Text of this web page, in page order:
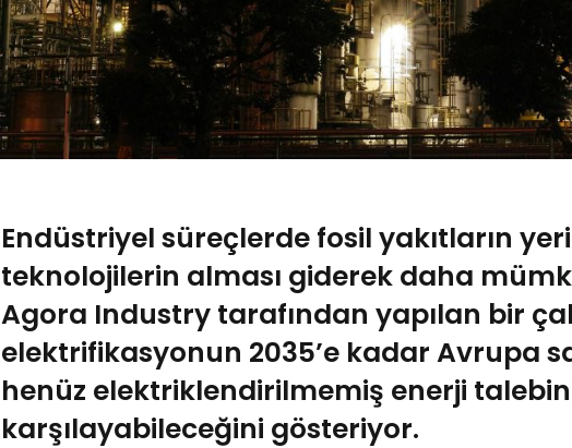
Endüstriyel süreçlerde fosil yakıtların
teknolojilerin alması giderek daha
Agora Industry tarafından yapılan bir
elektrifikasyonun 2035’e kadar Avrupa
henüz elektriklendirilmemiş enerji
karşılayabileceğini gösteriyor.